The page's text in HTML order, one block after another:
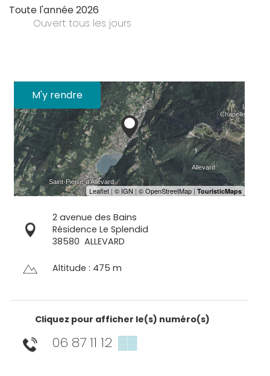
Toute l'année 2026
Ouvert tous les jours
M'y rendre
2 avenue des Bains
Résidence Le Splendid
38580 ALLEVARD
Altitude : 475 m
Cliquez pour afficher le(s) numéro(s)
06 87 11 12 ▒▒